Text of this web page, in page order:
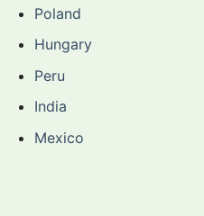
Poland
Hungary
Peru
India
Mexico